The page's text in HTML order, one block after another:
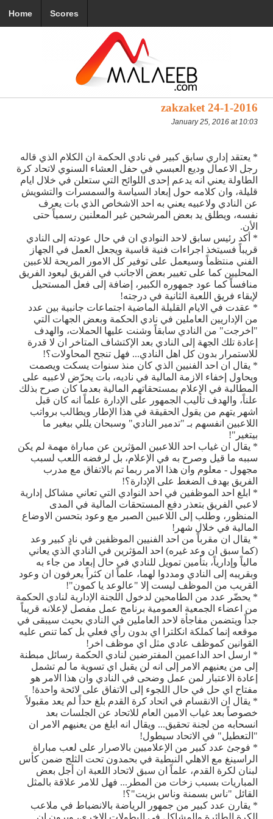
Home Scores
zakzaket 24-1-2016
January 25, 2016 at 10:03
* يعتقد إداري سابق كبير في نادي الحكمة ان الكلام الذي قاله
رجل الاعمال وديع العبسي في حفل العشاء السنوي لاتحاد كرة
الطاولة يعني انه يدعم إحدى اللوائح التي ستعلن في خلال ايام
قليلة، وان كلامه حول إبعاد السياسة والسمسرات والتشويش
عن النادي ولاعبيه يعني به احد الاشخاص الذي بات يعرف
نفسه، ويطلق يد بعض المرشحين غير المعلنين رسمياً حتى
الأن.
* أكد رئيس سابق لاحد النوادي ان في حال عودته إلى النادي
قريباً فسيتخذ اجراءات فنية قاسية ويجعل العمل في الجهاز
الفني منتظماً وسيعمل على توفير كل الامور المريحة للاعبين
المحليين كما على تغيير بعض الاجانب في الفريق ليعود الفريق
منافساً كما عود جمهوره الكبير، إضافة إلى فعل المستحيل
لإبقاء فريق اللعبة الثانية في درجته!
* عقدت في الايام القليلة الماضية اجتماعات جانبية بين عدد
من الإداريين العاملين في نادي الحكمة وبعض الجهات التي
"اخرجت" من النادي سابقاً وشنت عليها الحملات، والهدف
إعادة تلك الجهة إلى النادي بعد الإكتشاف المتاخر ان لا قدرة
للاستمرار بدون كل اهل النادي... فهل تنجح المحاولات؟!
* يقال ان احد الفنيين الذي كان منذ سنوات يسكت ويصمت
ويحاول إخفاء الازمة المالية في ناديه، بات يحرّض لاعبيه على
المطالبة في الإعلام بمستحقاتهم المالية بعدما كان صرح بذلك
علناً، والهدف تأليب الجمهور على الإدارة علماً انه كان قبل
اشهر يتهم من يقول الحقيقة في هذا الإطار ويطالب برواتب
اللاعبين انفسهم بـ "تدمير النادي" وسبحان يللي بيغير ما
بيتغير"!
* يقال ان غياب احد اللاعبين المؤثرين عن مباراة مهمة لم يكن
سببه ما قيل وصرح به في الإعلام، بل لرفضه اللعب لسبب
مجهول - معلوم وان هذا الامر ربما تم بالاتفاق مع مدرب
الفريق بهدف الضغط على الإدارة؟!
* ابلغ احد الموظفين في احد النوادي التي تعاني مشاكل إدارية
لاعبي الفريق بتعذر دفع المستحقات المالية في المدى
المنظور، وطلب إلى اللاعبين الصبر مع وعود بتحسن الاوضاع
المالية في خلال شهر!
* يقال ان مقرباً من احد الفنيين الموظفين في نادٍ كبير وعد
(كما سبق ان وعد غيره) احد المؤثرين في النادي الذي يعاني
مالياً وإدارياً، بتأمين تمويل للنادي في حال إبعاد من جاء به
وبقريبه إلى النادي ومددوا لهما، علماً ان كثراً يعرفون ان وعود
القريب من الموظف ليست إلا "عالوعد يا كمون"!
* يحضّر عدد من الطامحين لدخول اللجنة الإدارية لنادي الحكمة
من اعضاء الجمعية العمومية برنامج عمل مفصل لإعلانه قريباً
جداً ويتضمن مفاجأة لاحد العاملين في النادي بحيث سيبقى في
موقعه إنما كملكة انكلترا اي بدون رأي فعلي بل كما تنص عليه
القوانين كموظف عادي مثل اي موظف اخر!
* ارسل احد الداعمين المفترضين لنادي الحكمة رسائل مبطنة
إلى من يعنيهم الامر إلى انه لن يقبل اي تسوية ما لم تشمل
إعادة الاعتبار لمن عمل وضحى في النادي وان هذا الامر هو
مفتاح اي حل في حال اللجوء إلى الاتفاق على لائحة واحدة!
* يقال ان الانقسام في اتحاد كرة القدم بلغ حداً لم يعد مقبولاً
خصوصاً بعد غياب الامين العام للاتحاد عن الجلسات بعد
انسحابه من لجنة تحقيق... ويقال انه ابلغ من يعنيهم الامر ان
"التعطيل" في الاتحاد سيطول!
* فوجئ عدد كبير من الإعلاميين بالاصرار على لعب مباراة
الراسينغ مع الاهلي النبطية في بحمدون تحت الثلج ضمن كأس
لبنان لكرة القدم، علماً ان سبق لاتحاد اللعبة ان أجل بعض
المباريات بسبب زخات من المطر... فهل للامر علاقة بالمثل
القائل "ناس بسمنة وناس بزيت"؟!
* يقارن عدد كبير من جمهور الرياضة بالانضباط في ملاعب
الكرة الطائرة والمشاكل في البطولات الاخرى، ويرون ان